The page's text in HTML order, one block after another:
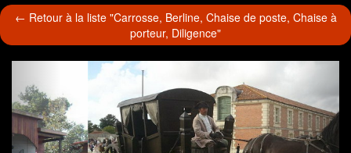
← Retour à la liste "Carrosse, Berline, Chaise de poste, Chaise à
porteur, Diligence"